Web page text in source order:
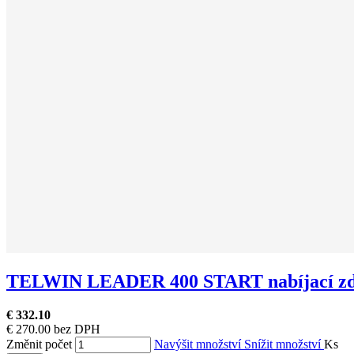
TELWIN LEADER 400 START nabíjací
€ 332.10
€ 270.00 bez DPH
Změnit počet
Navýšit množství Snížit množstvíKs